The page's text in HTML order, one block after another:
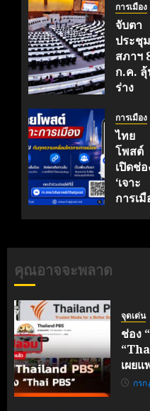
การเมือง
จับตา
ประชุม
สภาฯ
ก.ค.
ร่าง
กรรม
ผ่านด่าน
สุดท้าย
ปม
ม.112
5, 2026
การเมือง
ไทย
โพสต์
เปิดช่อ
‘เจาะ
การเมื
เคลื่อ
คุณอาจจะพลาด
จุดเด่น
ช่อง
เผย
กร